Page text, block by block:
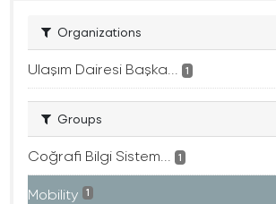
Organizations
Ulaşım Dairesi Başka... 1
Groups
Coğrafi Bilgi Sistem... 1
Mobility 1